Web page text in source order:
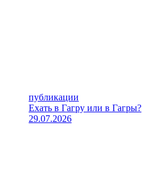
публикации
Ехать в Гагру или в Гагры?
29.07.2026